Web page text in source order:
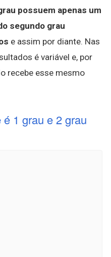
possuem apenas um
segundo grau
e assim por diante. Nas
é variável e, por
recebe esse mesmo
é 1 grau e 2 grau